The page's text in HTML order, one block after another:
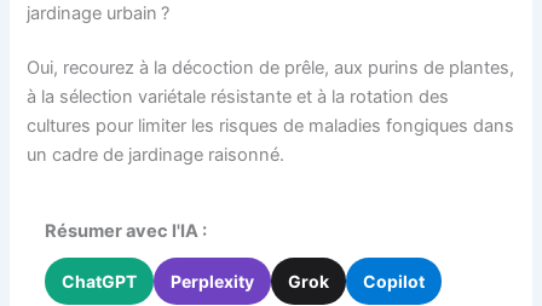
jardinage urbain ?
Oui, recourez à la décoction de prêle, aux purins de plantes,
à la sélection variétale résistante et à la rotation des
cultures pour limiter les risques de maladies fongiques dans
un cadre de jardinage raisonné.
Résumer avec l'IA :
ChatGPT Perplexity Grok Copilot